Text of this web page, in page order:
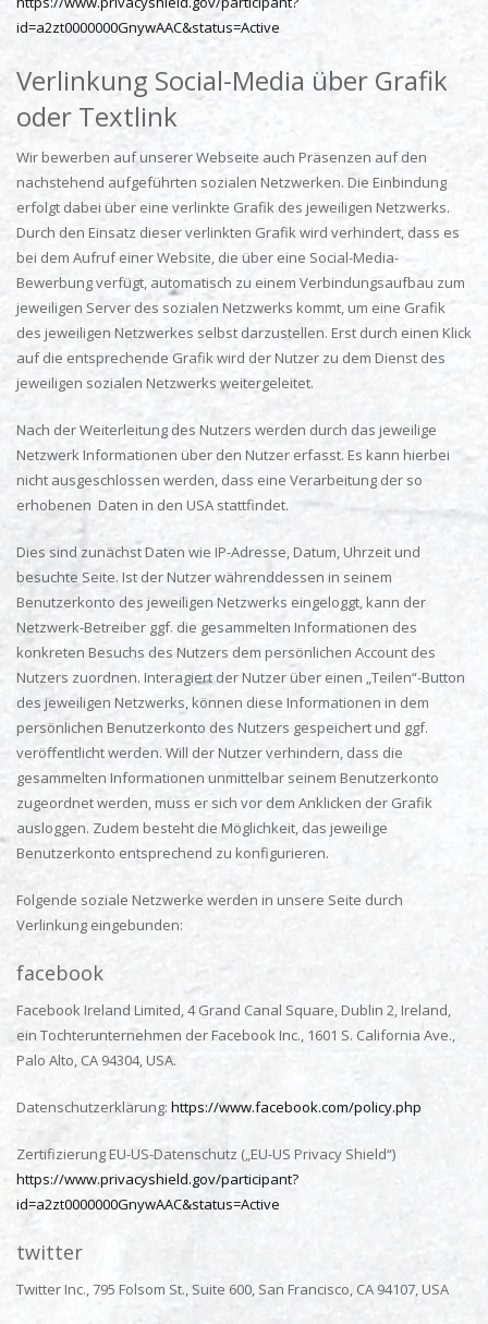
id=a2zt0000000GnywAAC&status=Active
Verlinkung Social-Media über Grafik
oder Textlink
Wir bewerben auf unserer Webseite auch Präsenzen auf den
nachstehend aufgeführten sozialen Netzwerken. Die Einbindung
erfolgt dabei über eine verlinkte Grafik des jeweiligen Netzwerks.
Durch den Einsatz dieser verlinkten Grafik wird verhindert, dass es
bei dem Aufruf einer Website, die über eine Social-Media-
Bewerbung verfügt, automatisch zu einem Verbindungsaufbau zum
jeweiligen Server des sozialen Netzwerks kommt, um eine Grafik
des jeweiligen Netzwerkes selbst darzustellen. Erst durch einen Klick
auf die entsprechende Grafik wird der Nutzer zu dem Dienst des
jeweiligen sozialen Netzwerks weitergeleitet.
Nach der Weiterleitung des Nutzers werden durch das jeweilige
Netzwerk Informationen über den Nutzer erfasst. Es kann hierbei
nicht ausgeschlossen werden, dass eine Verarbeitung der so
erhobenen Daten in den USA stattfindet.
Dies sind zunächst Daten wie IP-Adresse, Datum, Uhrzeit und
besuchte Seite. Ist der Nutzer währenddessen in seinem
Benutzerkonto des jeweiligen Netzwerks eingeloggt, kann der
Netzwerk-Betreiber ggf. die gesammelten Informationen des
konkreten Besuchs des Nutzers dem persönlichen Account des
Nutzers zuordnen. Interagiert der Nutzer über einen „Teilen“-Button
des jeweiligen Netzwerks, können diese Informationen in dem
persönlichen Benutzerkonto des Nutzers gespeichert und ggf.
veröffentlicht werden. Will der Nutzer verhindern, dass die
gesammelten Informationen unmittelbar seinem Benutzerkonto
zugeordnet werden, muss er sich vor dem Anklicken der Grafik
ausloggen. Zudem besteht die Möglichkeit, das jeweilige
Benutzerkonto entsprechend zu konfigurieren.
Folgende soziale Netzwerke werden in unsere Seite durch
Verlinkung eingebunden:
facebook
Facebook Ireland Limited, 4 Grand Canal Square, Dublin 2, Ireland,
ein Tochterunternehmen der Facebook Inc., 1601 S. California Ave.,
Palo Alto, CA 94304, USA.
Datenschutzerklärung: https://www.facebook.com/policy.php
Zertifizierung EU-US-Datenschutz („EU-US Privacy Shield“)
https://www.privacyshield.gov/participant?
id=a2zt0000000GnywAAC&status=Active
twitter
Twitter Inc., 795 Folsom St., Suite 600, San Francisco, CA 94107, USA